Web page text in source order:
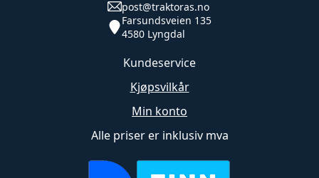
post@traktoras.no
Farsundsveien 135
4580 Lyngdal
Kundeservice
Kjøpsvilkår
Min konto
Alle priser er inklusiv mva